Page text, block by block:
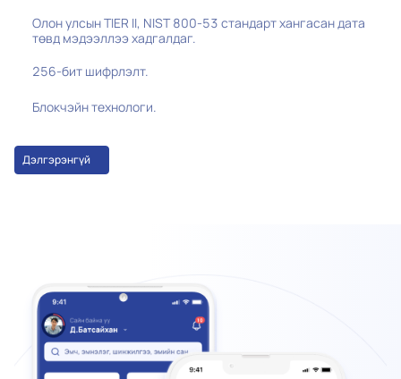
Олон улсын TIER II, NIST 800-53 стандарт хангасан дата
төвд мэдээллээ хадгалдаг.
256-бит шифрлэлт.
Блокчэйн технологи.
Дэлгэрэнгүй